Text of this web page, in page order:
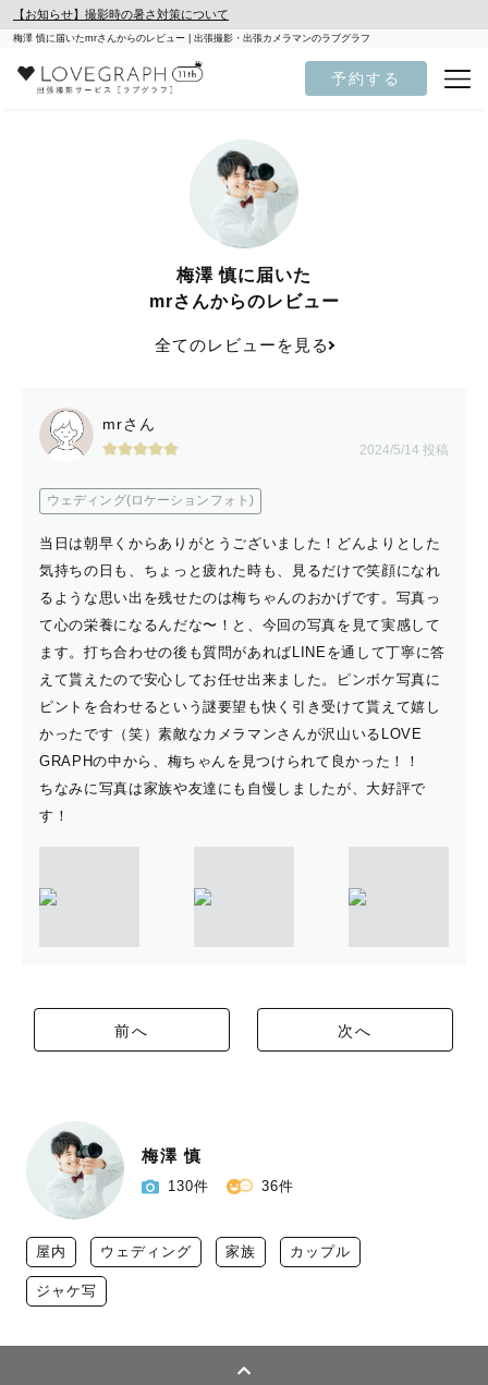
【お知らせ】撮影時の暑さ対策について
梅澤 慎に届いたmrさんからのレビュー | 出張撮影・出張カメラマンのラブグラフ
予約する
梅澤 慎に届いた
mrさんからのレビュー
全てのレビューを見る
mrさん
2024/5/14 投稿
ウェディング(ロケーションフォト)
当日は朝早くからありがとうございました！どんよりとした
気持ちの日も、ちょっと疲れた時も、見るだけで笑顔になれ
るような思い出を残せたのは梅ちゃんのおかげです。写真っ
て心の栄養になるんだな〜！と、今回の写真を見て実感して
ます。打ち合わせの後も質問があればLINEを通して丁寧に答
えて貰えたので安心してお任せ出来ました。ピンボケ写真に
ピントを合わせるという謎要望も快く引き受けて貰えて嬉し
かったです（笑）素敵なカメラマンさんが沢山いるLOVE
GRAPHの中から、梅ちゃんを見つけられて良かった！！
ちなみに写真は家族や友達にも自慢しましたが、大好評で
す！
前へ 次へ
梅澤 慎
130件 36件
屋内 ウェディング 家族 カップル
ジャケ写